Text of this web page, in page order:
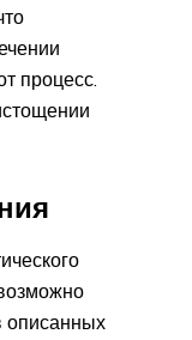
процесс.
описанных